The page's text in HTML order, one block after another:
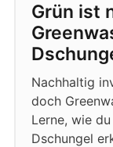
Grün ist
Nachhaltig
doch
Lerne, wie
Dschungel